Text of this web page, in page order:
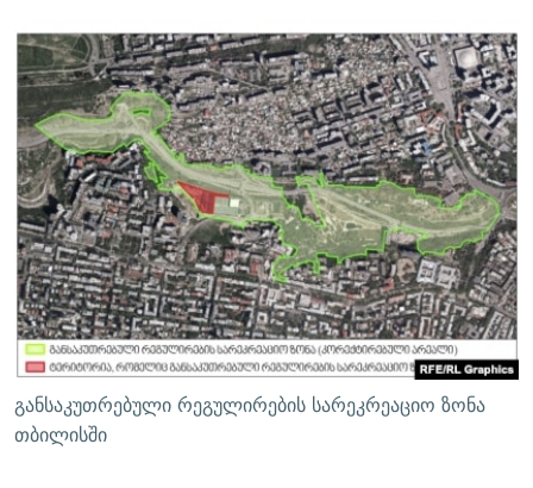
განსაკუთრებული რეგულირების სარეკრეაციო ზონა
თბილისში